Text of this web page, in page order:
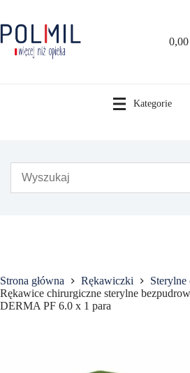
treści
Kategorie
Strona główna Rękawiczki
Sterylne
Rękawice chirurgiczne sterylne
DERMA PF 6.0 x 1 para